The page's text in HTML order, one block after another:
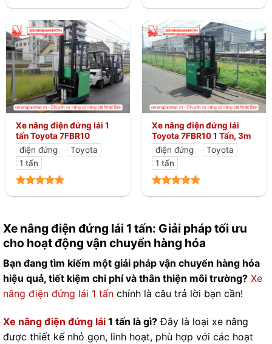
Xe nâng điện đứng lái 1
tấn Toyota 7FBR10
điện đứng
Toyota
1 tấn
Xe nâng điện đứng lái
Toyota 7FBR10 1 Tấn, 3m
điện đứng
Toyota
1 tấn
Xe nâng điện đứng lái 1 tấn: Giải pháp tối ưu
cho hoạt động vận chuyển hàng hóa
Bạn đang tìm kiếm một giải pháp vận chuyển hàng hóa
hiệu quả, tiết kiệm chi phí và thân thiện môi trường? Xe
nâng điện đứng lái 1 tấn chính là câu trả lời bạn cần!
Xe nâng điện đứng lái 1 tấn là gì? Đây là loại xe nâng
được thiết kế nhỏ gọn, linh hoạt, phù hợp với các hoạt